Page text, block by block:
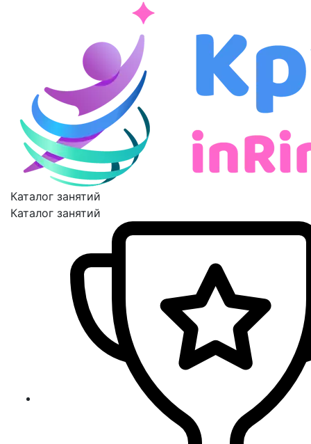
Каталог занятий
Каталог занятий